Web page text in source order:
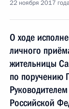
22 ноября 2017
О ходе
личного
жительницы
по поручению
Российской